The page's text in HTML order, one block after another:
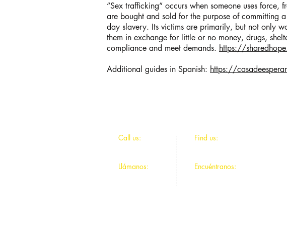
“Sex trafficking” occurs when someone uses
are bought and sold for the purpose of committing
day slavery. Its victims are primarily, but not only
them in exchange for little or no money, drugs,
compliance and meet demands. https://
Additional guides in Spanish: https://
​​Call us:
Llámanos:
​Find us:
Encuéntranos: